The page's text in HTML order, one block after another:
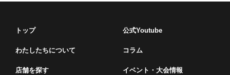
トップ
わたしたちについて
店舗を探す
公式Youtube
コラム
イベント・⼤会情報